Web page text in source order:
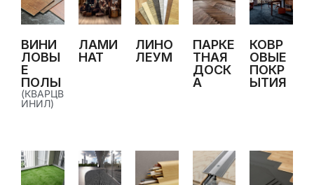
ВИНИ
ЛОВЫ
Е
ПОЛЫ
(КВАРЦВ
ИНИЛ)
ЛАМИ
НАТ
ЛИНО
ЛЕУМ
ПАРКЕ
ТНАЯ
ДОСК
А
КОВР
ОВЫЕ
ПОКР
ЫТИЯ